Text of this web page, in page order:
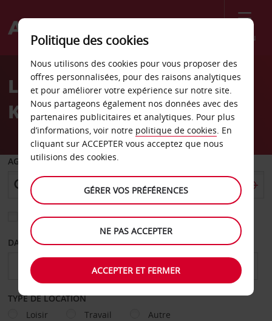
Menu
Welcome
AvisLocation de voiture
Koszalin
AGENCE DE DÉPART
Sélectionnez une autre agence de retour
DATE DE DÉPART DATE DE RETOUR
TYPE DE LOCATION
Loisir
Travail Autre
Politique des cookies
Nous utilisons des cookies pour vous proposer des
offres personnalisées, pour des raisons analytiques
et pour améliorer votre expérience sur notre site.
Nous partageons également nos données avec des
partenaires publicitaires et analytiques. Pour plus
d’informations, voir notre politique de cookies. En
cliquant sur ACCEPTER vous acceptez que nous
utilisions des cookies.
GÉRER VOS PRÉFÉRENCES
NE PAS ACCEPTER
ACCEPTER ET FERMER